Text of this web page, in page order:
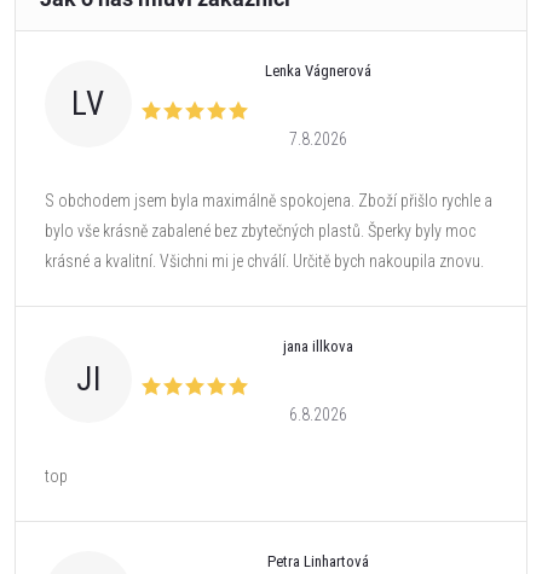
LV
Lenka Vágnerová
7.8.2026
S obchodem jsem byla maximálně spokojena. Zboží přišlo rychle a
bylo vše krásně zabalené bez zbytečných plastů. Šperky byly moc
krásné a kvalitní. Všichni mi je chválí. Určitě bych nakoupila znovu.
JI
jana illkova
6.8.2026
top
Petra Linhartová